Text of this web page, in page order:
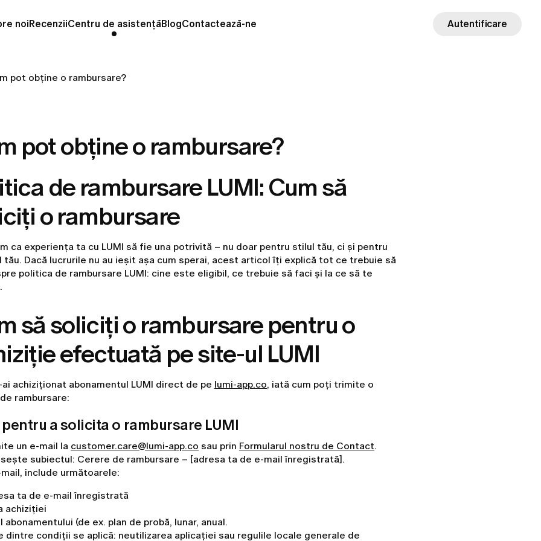
noiRecenziiCentru de asistențăBlogContactează-ne Autentificare
pot obține o rambursare?
pot obține o rambursare?
de rambursare LUMI: Cum să
o rambursare
ca experiența ta cu LUMI să fie una potrivită – nu doar pentru stilul tău, ci și pentru
tău. Dacă lucrurile nu au ieșit așa cum sperai, acest articol îți explică tot ce trebuie să
politica de rambursare LUMI: cine este eligibil, ce trebuie să faci și la ce să te
să soliciți o rambursare pentru o
efectuată pe site-ul LUMI
ai achiziționat abonamentul LUMI direct de pe lumi-app.co, iată cum poți trimite o
rambursare:
pentru a solicita o rambursare LUMI
un e-mail la customer.care@lumi-app.co sau prin Formularul nostru de Contact.
subiectul: Cerere de rambursare – [adresa ta de e-mail înregistrată].
include următoarele:
ta de e-mail înregistrată
achiziției
abonamentului (de ex. plan de probă, lunar, anual.
dintre condiții se aplică: neutilizarea aplicației sau regulile locale generale de